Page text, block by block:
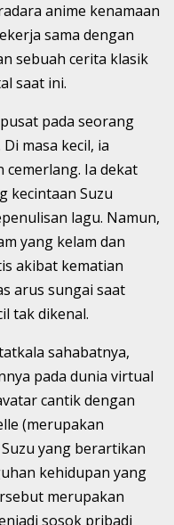
anime kenamaan
sama dengan
sebuah cerita klasik
saat ini.
pada seorang
masa kecil, ia
cemerlang. Ia dekat
kecintaan Suzu
lagu. Namun,
yang kelam dan
akibat kematian
arus sungai saat
tak dikenal.
sahabatnya,
pada dunia virtual
cantik dengan
(merupakan
yang berartikan
kehidupan yang
merupakan
sosok pribadi